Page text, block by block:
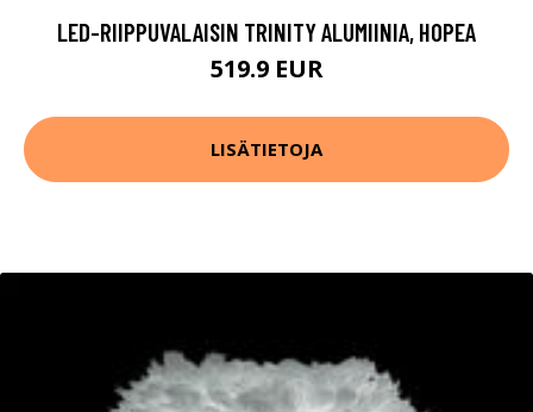
LED-RIIPPUVALAISIN TRINITY ALUMIINIA, HOPEA
519.9 EUR
LISÄTIETOJA